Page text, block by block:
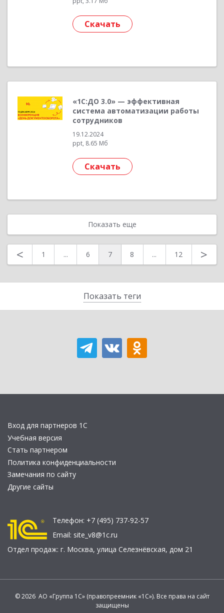
Показать теги
Скачать
«1С:ДО 3.0» — эффективная
система автоматизации работы
сотрудников
19.12.2024
ppt, 8.65 Мб
Скачать
Показать еще
< 1 ... 6 7 8 ... 12 >
Вход для партнеров 1С
Учебная версия
Стать партнером
Политика конфиденциальности
Замечания по сайту
Другие сайты
Телефон: +7 (495) 737-92-57
Email: site_v8@1c.ru
Отдел продаж: г. Москва, улица Селезнёвская, дом 21
© 2026 АО «Группа 1С» (правопреемник «1С»). Все права на сайт
защищены